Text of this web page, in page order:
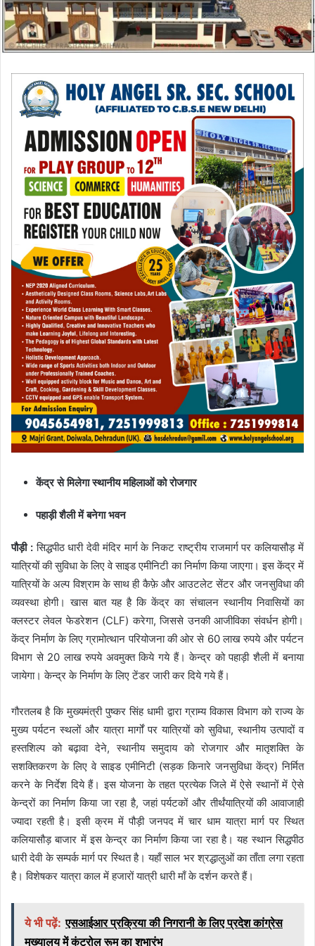
केंद्र से मिलेगा स्थानीय महिलाओं को रोजगार
पहाड़ी शैली में बनेगा भवन
पौड़ी :सिद्धपीठ धारी देवी मंदिर मार्ग के निकट राष्ट्रीय राजमार्ग पर कलियासौड़ में
यात्रियों की सुविधा के लिए वे साइड एमीनिटी का निर्माण किया जाएगा। इस केंद्र में
यात्रियों के अल्प विश्राम के साथ ही कैफ़े और आउटलेट सेंटर और जनसुविधा की
व्यवस्था होगी। खास बात यह है कि केंद्र का संचालन स्थानीय निवासियों का
क्लस्टर लेवल फेडरेशन (CLF) करेगा, जिससे उनकी आजीविका संवर्धन होगी।
केंद्र निर्माण के लिए ग्रामोत्थान परियोजना की ओर से 60 लाख रुपये और पर्यटन
विभाग से 20 लाख रुपये अवमुक्त किये गये हैं। केन्द्र को पहाड़ी शैली में बनाया
जायेगा। केन्द्र के निर्माण के लिए टेंडर जारी कर दिये गये हैं।
गौरतलब है कि मुख्यमंत्री पुष्कर सिंह धामी द्वारा ग्राम्य विकास विभाग को राज्य के
मुख्य पर्यटन स्थलों और यात्रा मार्गों पर यात्रियों को सुविधा, स्थानीय उत्पादों व
हस्तशिल्प को बढ़ावा देने, स्थानीय समुदाय को रोजगार और मातृशक्ति के
सशक्तिकरण के लिए वे साइड एमीनिटी (सड़क किनारे जनसुविधा केंद्र) निर्मित
करने के निर्देश दिये हैं। इस योजना के तहत प्रत्येक जिले में ऐसे स्थानों में ऐसे
केन्द्रों का निर्माण किया जा रहा है, जहां पर्यटकों और तीर्थंयात्रियों की आवाजाही
ज्यादा रहती है। इसी क्रम में पौड़ी जनपद में चार धाम यात्रा मार्ग पर स्थित
कलियासौड़ बाजार में इस केन्द्र का निर्माण किया जा रहा है। यह स्थान सिद्धपीठ
धारी देवी के सम्पर्क मार्ग पर स्थित है। यहाँ साल भर श्रद्धालुओं का ताँता लगा रहता
है। विशेषकर यात्रा काल में हजारों यात्री धारी माँ के दर्शन करते हैं।
ये भी पढ़ें: एसआईआर प्रक्रिया की निगरानी के लिए प्रदेश कांग्रेस
मुख्यालय में कंट्रोल रूम का शुभारंभ